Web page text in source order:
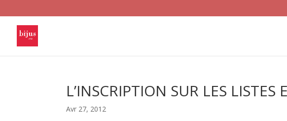
L’INSCRIPTION SUR LES LISTES
Avr 27, 2012